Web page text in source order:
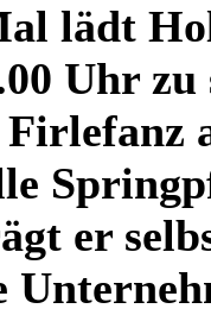
lädt
Uhr zu
er